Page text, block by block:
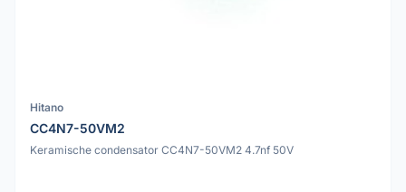
Hitano
CC4N7-50VM2
Keramische condensator CC4N7-50VM2 4.7nf 50V